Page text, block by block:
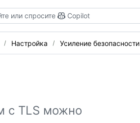
или спросите Copilot
Настройка Усиление безопасности
с TLS можно